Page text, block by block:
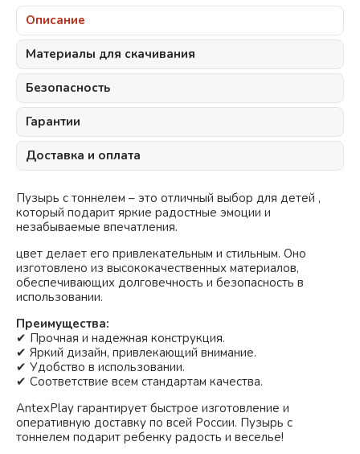
Описание
Материалы для скачивания
Безопасность
Гарантии
Доставка и оплата
Пузырь с тоннелем – это отличный выбор для детей ,
который подарит яркие радостные эмоции и
незабываемые впечатления.
цвет делает его привлекательным и стильным. Оно
изготовлено из высококачественных материалов,
обеспечивающих долговечность и безопасность в
использовании.
Преимущества:
✔ Прочная и надежная конструкция.
✔ Яркий дизайн, привлекающий внимание.
✔ Удобство в использовании.
✔ Соответствие всем стандартам качества.
AntexPlay гарантирует быстрое изготовление и
оперативную доставку по всей России. Пузырь с
тоннелем подарит ребенку радость и веселье!